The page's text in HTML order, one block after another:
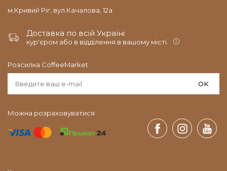
м.Кривий Ріг, вул.Качалова, 12а
Доставка по всій Україні
кур'єром або в відділення в вашому місті.
Розсилка CoffeeMarket
OK
Можна розраховуватися